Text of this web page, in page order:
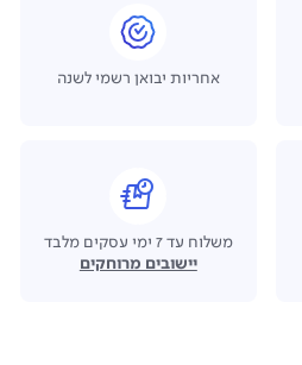
אחריות יבואן רשמי לשנה
משלוח עד 7 ימי עסקים מלבד
יישובים מרוחקים